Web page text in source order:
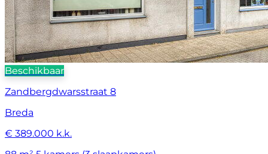
Beschikbaar
Zandbergdwarsstraat 8
Breda
€ 389.000 k.k.